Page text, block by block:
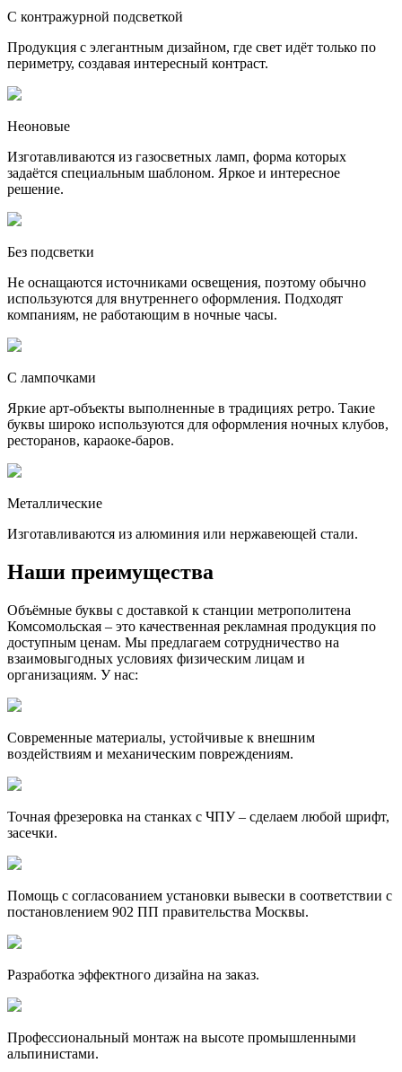
С контражурной подсветкой
Продукция с элегантным дизайном, где свет идёт только по
периметру, создавая интересный контраст.
Неоновые
Изготавливаются из газосветных ламп, форма которых
задаётся специальным шаблоном. Яркое и интересное
решение.
Без подсветки
Не оснащаются источниками освещения, поэтому обычно
используются для внутреннего оформления. Подходят
компаниям, не работающим в ночные часы.
С лампочками
Яркие арт-объекты выполненные в традициях ретро. Такие
буквы широко используются для оформления ночных клубов,
ресторанов, караоке-баров.
Металлические
Изготавливаются из алюминия или нержавеющей стали.
Наши преимущества
Объёмные буквы с доставкой к станции метрополитена
Комсомольская – это качественная рекламная продукция по
доступным ценам. Мы предлагаем сотрудничество на
взаимовыгодных условиях физическим лицам и
организациям. У нас:
Современные материалы, устойчивые к внешним
воздействиям и механическим повреждениям.
Точная фрезеровка на станках с ЧПУ – сделаем любой шрифт,
засечки.
Помощь с согласованием установки вывески в соответствии с
постановлением 902 ПП правительства Москвы.
Разработка эффектного дизайна на заказ.
Профессиональный монтаж на высоте промышленными
альпинистами.